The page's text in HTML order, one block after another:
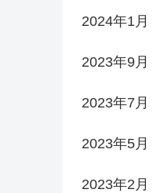
2024年1月
2023年9月
2023年7月
2023年5月
2023年2月